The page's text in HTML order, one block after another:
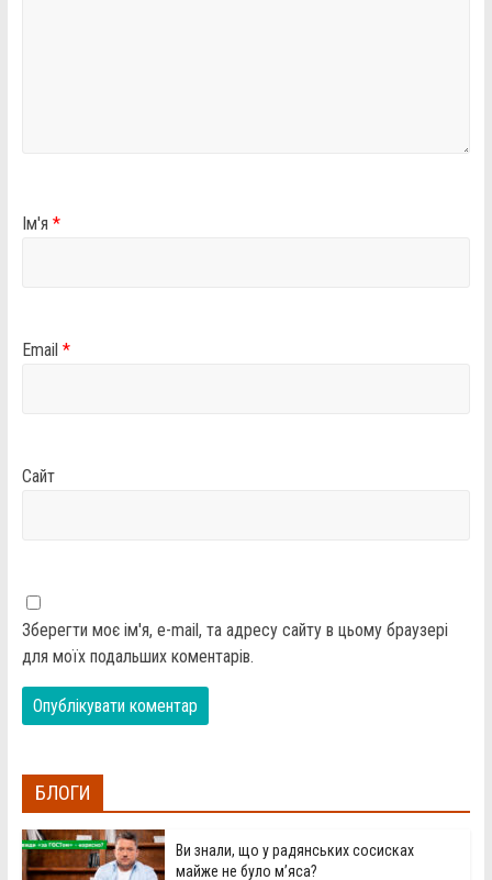
Ім'я *
Email *
Сайт
Зберегти моє ім'я, e-mail, та адресу сайту в цьому браузері
для моїх подальших коментарів.
БЛОГИ
Ви знали, що у радянських сосисках
майже не було м’яса?